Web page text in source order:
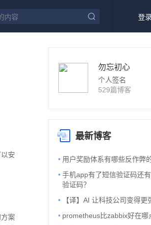
登
勿忘初心
个人签名
529篇博客
最新博客
用户奖励体系有哪些反作弊
手机app有了短信验证码还
验证码？
【译】AI 让科技公司变得更
prometheus比zabbix好在哪
安
案